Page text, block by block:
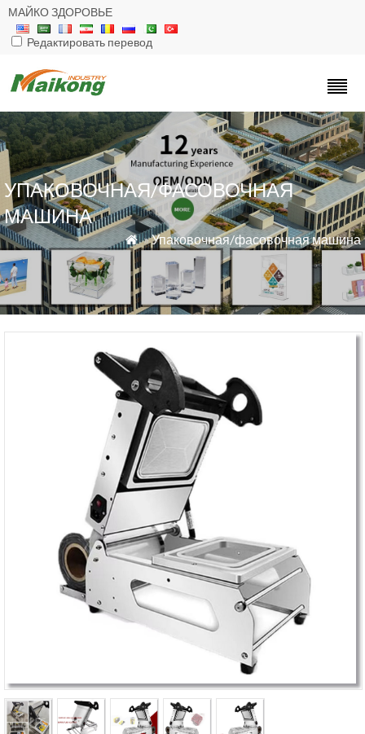
МАЙКО ЗДОРОВЬЕ
Редактировать перевод
УПАКОВОЧНАЯ/ФАСОВОЧНАЯ
МАШИНА
 »Упаковочная/фасовочная машина